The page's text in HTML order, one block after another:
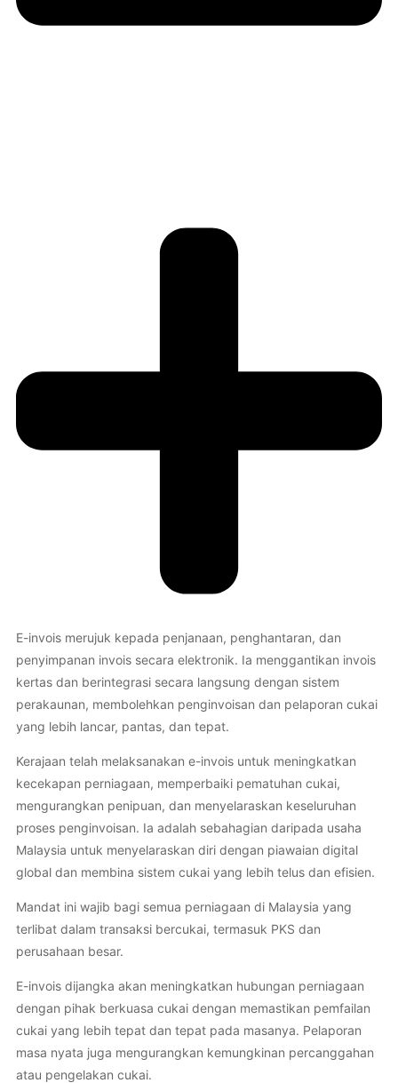
E-invois merujuk kepada penjanaan, penghantaran, dan
penyimpanan invois secara elektronik. Ia menggantikan invois
kertas dan berintegrasi secara langsung dengan sistem
perakaunan, membolehkan penginvoisan dan pelaporan cukai
yang lebih lancar, pantas, dan tepat.
Kerajaan telah melaksanakan e-invois untuk meningkatkan
kecekapan perniagaan, memperbaiki pematuhan cukai,
mengurangkan penipuan, dan menyelaraskan keseluruhan
proses penginvoisan. Ia adalah sebahagian daripada usaha
Malaysia untuk menyelaraskan diri dengan piawaian digital
global dan membina sistem cukai yang lebih telus dan efisien.
Mandat ini wajib bagi semua perniagaan di Malaysia yang
terlibat dalam transaksi bercukai, termasuk PKS dan
perusahaan besar.
E-invois dijangka akan meningkatkan hubungan perniagaan
dengan pihak berkuasa cukai dengan memastikan pemfailan
cukai yang lebih tepat dan tepat pada masanya. Pelaporan
masa nyata juga mengurangkan kemungkinan percanggahan
atau pengelakan cukai.